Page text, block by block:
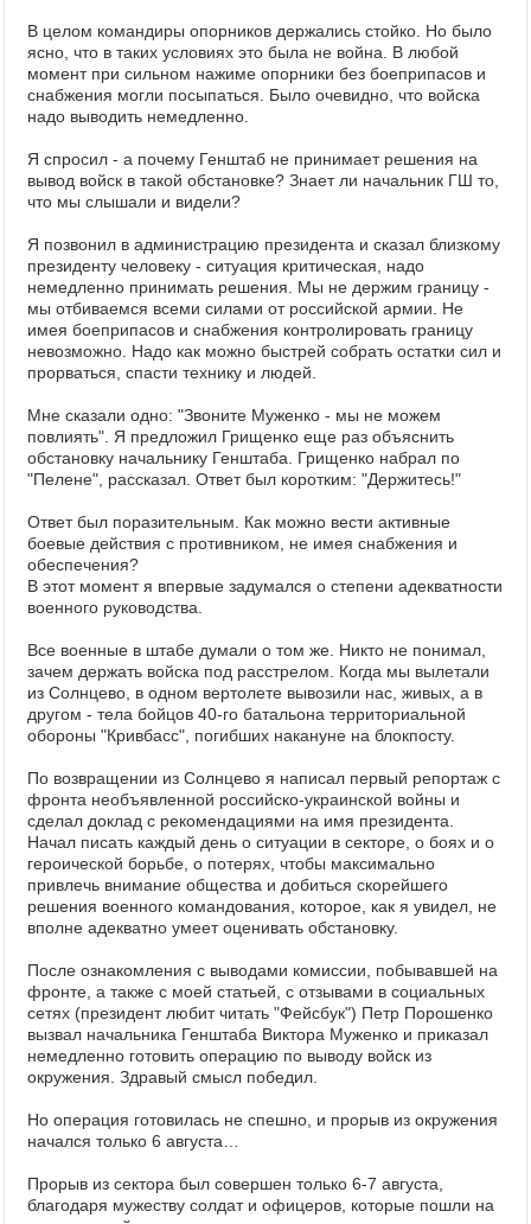
В целом командиры опорников держались стойко. Но было
ясно, что в таких условиях это была не война. В любой
момент при сильном нажиме опорники без боеприпасов и
снабжения могли посыпаться. Было очевидно, что войска
надо выводить немедленно.
Я спросил - а почему Генштаб не принимает решения на
вывод войск в такой обстановке? Знает ли начальник ГШ то,
что мы слышали и видели?
Я позвонил в администрацию президента и сказал близкому
президенту человеку - ситуация критическая, надо
немедленно принимать решения. Мы не держим границу -
мы отбиваемся всеми силами от российской армии. Не
имея боеприпасов и снабжения контролировать границу
невозможно. Надо как можно быстрей собрать остатки сил и
прорваться, спасти технику и людей.
Мне сказали одно: "Звоните Муженко - мы не можем
повлиять". Я предложил Грищенко еще раз объяснить
обстановку начальнику Генштаба. Грищенко набрал по
"Пелене", рассказал. Ответ был коротким: "Держитесь!"
Ответ был поразительным. Как можно вести активные
боевые действия с противником, не имея снабжения и
обеспечения?
В этот момент я впервые задумался о степени адекватности
военного руководства.
Все военные в штабе думали о том же. Никто не понимал,
зачем держать войска под расстрелом. Когда мы вылетали
из Солнцево, в одном вертолете вывозили нас, живых, а в
другом - тела бойцов 40-го батальона территориальной
обороны "Кривбасс", погибших накануне на блокпосту.
По возвращении из Солнцево я написал первый репортаж с
фронта необъявленной российско-украинской войны и
сделал доклад с рекомендациями на имя президента.
Начал писать каждый день о ситуации в секторе, о боях и о
героической борьбе, о потерях, чтобы максимально
привлечь внимание общества и добиться скорейшего
решения военного командования, которое, как я увидел, не
вполне адекватно умеет оценивать обстановку.
После ознакомления с выводами комиссии, побывавшей на
фронте, а также с моей статьей, с отзывами в социальных
сетях (президент любит читать "Фейсбук") Петр Порошенко
вызвал начальника Генштаба Виктора Муженко и приказал
немедленно готовить операцию по выводу войск из
окружения. Здравый смысл победил.
Но операция готовилась не спешно, и прорыв из окружения
начался только 6 августа…
Прорыв из сектора был совершен только 6-7 августа,
благодаря мужеству солдат и офицеров, которые пошли на